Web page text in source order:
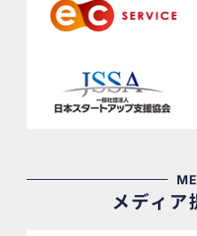
メディア